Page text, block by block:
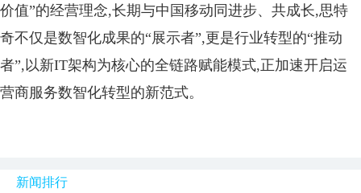
价值”的经营理念,长期与中国移动同进步、共成长,思特
奇不仅是数智化成果的“展示者”,更是行业转型的“推动
者”,以新IT架构为核心的全链路赋能模式,正加速开启运
营商服务数智化转型的新范式。
新闻排行